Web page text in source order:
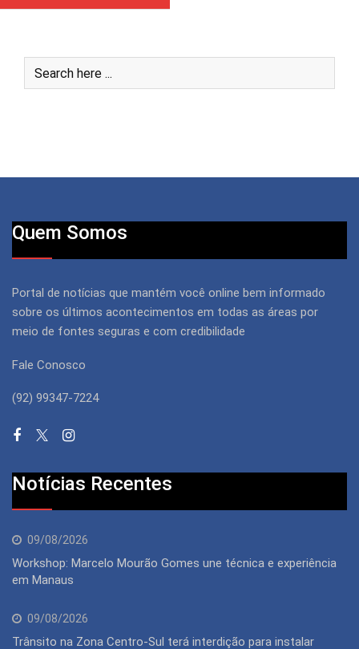
Quem Somos
Portal de notícias que mantém você online bem informado
sobre os últimos acontecimentos em todas as áreas por
meio de fontes seguras e com credibilidade
Fale Conosco
(92) 99347-7224
Notícias Recentes
09/08/2026
Workshop: Marcelo Mourão Gomes une técnica e experiência
em Manaus
09/08/2026
Trânsito na Zona Centro-Sul terá interdição para instalar